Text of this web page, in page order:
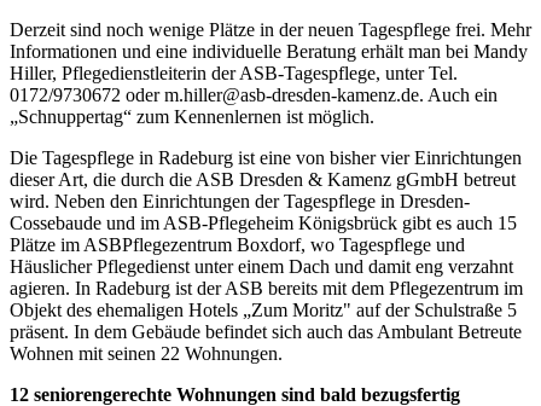
Derzeit sind noch wenige Plätze in der neuen Tagespflege frei. Mehr
Informationen und eine individuelle Beratung erhält man bei Mandy
Hiller, Pflegedienstleiterin der ASB-Tagespflege, unter Tel.
0172/9730672 oder m.hiller@asb-dresden-kamenz.de. Auch ein
„Schnuppertag“ zum Kennenlernen ist möglich.
Die Tagespflege in Radeburg ist eine von bisher vier Einrichtungen
dieser Art, die durch die ASB Dresden & Kamenz gGmbH betreut
wird. Neben den Einrichtungen der Tagespflege in Dresden-
Cossebaude und im ASB-Pflegeheim Königsbrück gibt es auch 15
Plätze im ASBPflegezentrum Boxdorf, wo Tagespflege und
Häuslicher Pflegedienst unter einem Dach und damit eng verzahnt
agieren. In Radeburg ist der ASB bereits mit dem Pflegezentrum im
Objekt des ehemaligen Hotels „Zum Moritz" auf der Schulstraße 5
präsent. In dem Gebäude befindet sich auch das Ambulant Betreute
Wohnen mit seinen 22 Wohnungen.
12 seniorengerechte Wohnungen sind bald bezugsfertig